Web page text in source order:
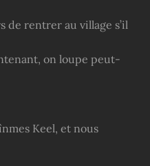
de rentrer au village s’il
on loupe peut-
Keel, et nous